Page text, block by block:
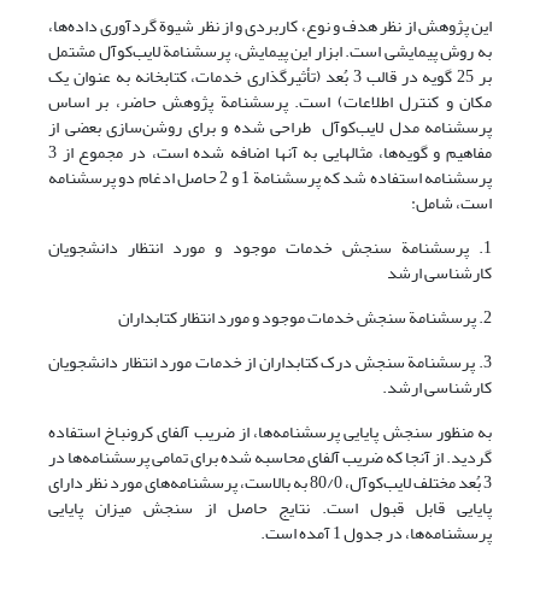
این پژوهش از نظر هدف و نوع، کاربردی و از نظر شیوة گردآوری داده‌ها،
به روش پیمایشی است. ابزار این پیمایش، پرسشنامة لایب‌کوآل مشتمل
بر 25 گویه در قالب 3 بُعد (تأثیرگذاری خدمات، کتابخانه به عنوان یک
مکان و کنترل اطلاعات) است. پرسشنامة پژوهش حاضر، بر اساس
پرسشنامه مدل لایب‌کوآل طراحی شده و برای روشن‌سازی بعضی از
مفاهیم و گویه‌ها، مثالهایی به آنها اضافه شده است، در مجموع از 3
پرسشنامه استفاده شد که پرسشنامة 1 و 2 حاصل ادغام دو پرسشنامه
است، شامل:
1. پرسشنامة سنجش خدمات موجود و مورد انتظار دانشجویان
کارشناسی ارشد
2. پرسشنامة سنجش خدمات موجود و مورد انتظار کتابداران
3. پرسشنامة سنجش درک کتابداران از خدمات مورد انتظار دانشجویان
کارشناسی ارشد.
به منظور سنجش پایایی پرسشنامه‌ها، از ضریب آلفای کرونباخ استفاده
گردید. از آنجا که ضریب آلفای محاسبه شده برای تمامی پرسشنامه‌ها در
3 بُعد مختلف لایب‌کوآل، 80/0 به بالاست، پرسشنامه‌های مورد نظر دارای
پایایی قابل قبول است. نتایج حاصل از سنجش میزان پایایی
پرسشنامه‌ها، در جدول 1 آمده است.